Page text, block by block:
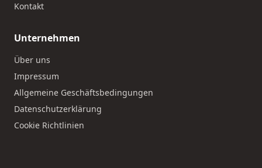
Kontakt
Unternehmen
Über uns
Impressum
Allgemeine Geschäftsbedingungen
Datenschutzerklärung
Cookie Richtlinien